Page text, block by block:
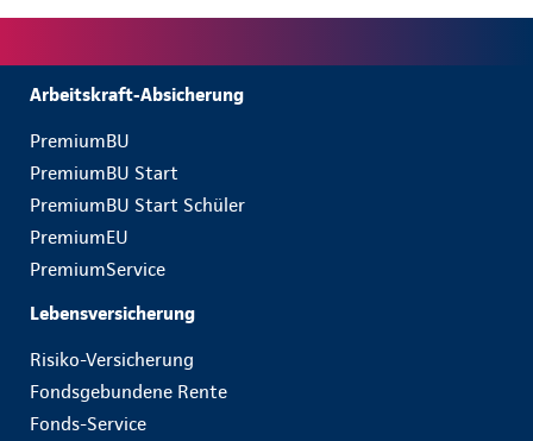
Arbeitskraft-Absicherung
PremiumBU
PremiumBU Start
PremiumBU Start Schüler
PremiumEU
PremiumService
Lebensversicherung
Risiko-Versicherung
Fondsgebundene Rente
Fonds-Service